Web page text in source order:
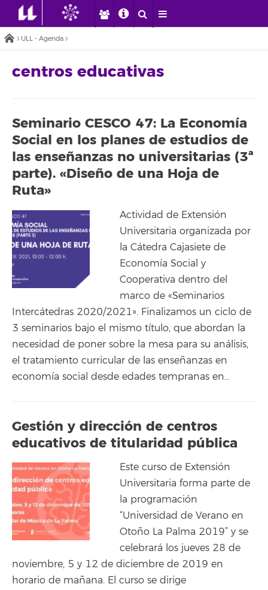
ULL - Agenda
centros educativas
Seminario CESCO 47: La Economía
Social en los planes de estudios de
las enseñanzas no universitarias (3ª
parte). «Diseño de una Hoja de
Ruta»
Actividad de Extensión
Universitaria organizada por
la Cátedra Cajasiete de
Economía Social y
Cooperativa dentro del
marco de «Seminarios
Intercátedras 2020/2021». Finalizamos un ciclo de
3 seminarios bajo el mismo título, que abordan la
necesidad de poner sobre la mesa para su análisis,
el tratamiento curricular de las enseñanzas en
economía social desde edades tempranas en…
Gestión y dirección de centros
educativos de titularidad pública
Este curso de Extensión
Universitaria forma parte de
la programación
“Universidad de Verano en
Otoño La Palma 2019” y se
celebrará los jueves 28 de
noviembre, 5 y 12 de diciembre de 2019 en
horario de mañana. El curso se dirige